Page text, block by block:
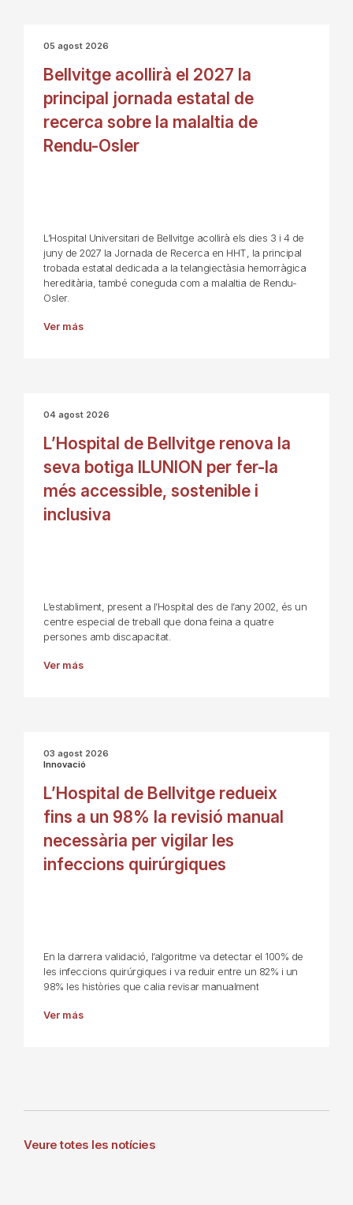
05 agost 2026
Bellvitge acollirà el 2027 la
principal jornada estatal de
recerca sobre la malaltia de
Rendu-Osler
L’Hospital Universitari de Bellvitge acollirà els dies 3 i 4 de
juny de 2027 la Jornada de Recerca en HHT, la principal
trobada estatal dedicada a la telangiectàsia hemorràgica
hereditària, també coneguda com a malaltia de Rendu-
Osler.
Ver más
04 agost 2026
L’Hospital de Bellvitge renova la
seva botiga ILUNION per fer-la
més accessible, sostenible i
inclusiva
L’establiment, present a l’Hospital des de l’any 2002, és un
centre especial de treball que dona feina a quatre
persones amb discapacitat.
Ver más
03 agost 2026
Innovació
L’Hospital de Bellvitge redueix
fins a un 98% la revisió manual
necessària per vigilar les
infeccions quirúrgiques
En la darrera validació, l’algoritme va detectar el 100% de
les infeccions quirúrgiques i va reduir entre un 82% i un
98% les històries que calia revisar manualment
Ver más
Veure totes les notícies